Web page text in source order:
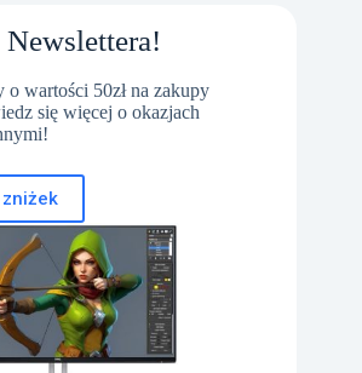
wartości 50zł na zakupy
się więcej o okazjach